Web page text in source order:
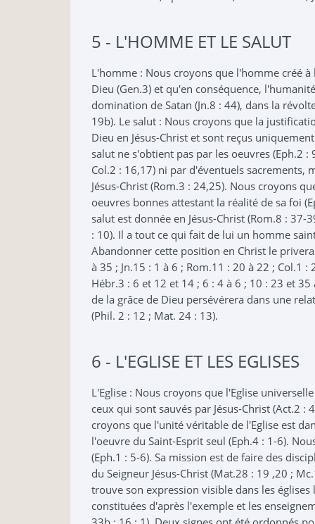
5 - L'HOMME ET LE SALUT
L'homme : Nous croyons que l'homme créé
Dieu (Gen.3) et qu'en conséquence,
domination de Satan (Jn.8 : 44), dans la
19b). Le salut : Nous croyons que la
Dieu en Jésus-Christ et sont reçus
salut ne s'obtient pas par les oeuvres (Eph.2
Col.2 : 16,17) ni par d'éventuels sacrements,
Jésus-Christ (Rom.3 : 24,25). Nous croyons
oeuvres bonnes attestant la réalité de sa foi
salut est donnée en Jésus-Christ (Rom.8 :
: 10). Il a tout ce qui fait de lui un homme
Abandonner cette position en Christ le
à 35 ; Jn.15 : 1 à 6 ; Rom.11 : 20 à 22 ; Col.1
Hébr.3 : 6 et 12 et 14 ; 6 : 4 à 6 ; 10 : 23 et
de la grâce de Dieu persévérera dans une
(Phil. 2 : 12 ; Mat. 24 : 13).
6 - L'EGLISE ET LES EGLISES
L'Eglise : Nous croyons que l'Eglise
ceux qui sont sauvés par Jésus-Christ (Act.2
croyons que l'unité véritable de l'Eglise est
l'oeuvre du Saint-Esprit seul (Eph.4 : 1-6).
(Eph.1 : 5-6). Sa mission est de faire des
du Seigneur Jésus-Christ (Mat.28 : 19 ,20 ;
trouve son expression visible dans les
constituées d'après l'exemple et les